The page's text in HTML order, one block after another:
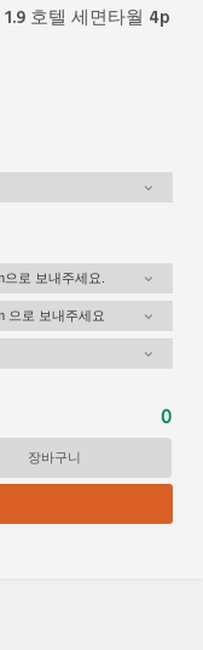
호텔 세면타월 4p
0
장바구니